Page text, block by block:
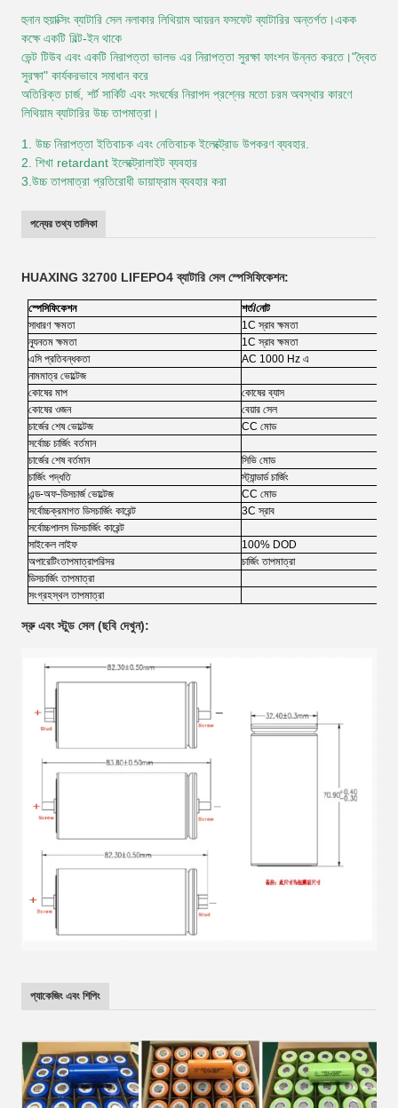
হুনান হুয়াক্সিং ব্যাটারি সেল নলাকার লিথিয়াম আয়রন ফসফেট ব্যাটারির অন্তর্গত।একক
কক্ষে একটি বিল্ট-ইন থাকে
ভেন্ট টিউব এবং একটি নিরাপত্তা ভালভ এর নিরাপত্তা সুরক্ষা ফাংশন উন্নত করতে।"দ্বৈত
সুরক্ষা" কার্যকরভাবে সমাধান করে
অতিরিক্ত চার্জ, শর্ট সার্কিট এবং সংঘর্ষের নিরাপদ প্রশ্নের মতো চরম অবস্থার কারণে
লিথিয়াম ব্যাটারির উচ্চ তাপমাত্রা।
1. উচ্চ নিরাপত্তা ইতিবাচক এবং নেতিবাচক ইলেক্ট্রোড উপকরণ ব্যবহার.
2. শিখা retardant ইলেক্ট্রোলাইট ব্যবহার
3.উচ্চ তাপমাত্রা প্রতিরোধী ডায়াফ্রাম ব্যবহার করা
পন্যের তথ্য তালিকা
HUAXING 32700 LIFEPO4 ব্যাটারি সেল স্পেসিফিকেশন:
স্পেসিফিকেশন
শর্ত/নোট
সাধারণ ক্ষমতা
1C স্রাব ক্ষমতা
ন্যূনতম ক্ষমতা
1C স্রাব ক্ষমতা
এসি প্রতিবন্ধকতা
AC 1000 Hz এ
নামমাত্র ভোল্টেজ
কোষের মাপ
কোষের ব্যাস
কোষের ওজন
বেয়ার সেল
চার্জের শেষ ভোল্টেজ
CC মোড
সর্বোচ্চ চার্জিং বর্তমান
চার্জের শেষ বর্তমান
সিভি মোড
চার্জিং পদ্ধতি
স্ট্যান্ডার্ড চার্জিং
এন্ড-অফ-ডিসচার্জ ভোল্টেজ
CC মোড
সর্বোচ্চক্রমাগত ডিসচার্জিং কারেন্ট
3C স্রাব
সর্বোচ্চপালস ডিসচার্জিং কারেন্ট
সাইকেল লাইফ
100% DOD
অপারেটিংতাপমাত্রাপরিসর
চার্জিং তাপমাত্রা
ডিসচার্জিং তাপমাত্রা
সংগ্রহস্থল তাপমাত্রা
স্রু এবং স্টুড সেল (ছবি দেখুন):
প্যাকেজিং এবং শিপিং